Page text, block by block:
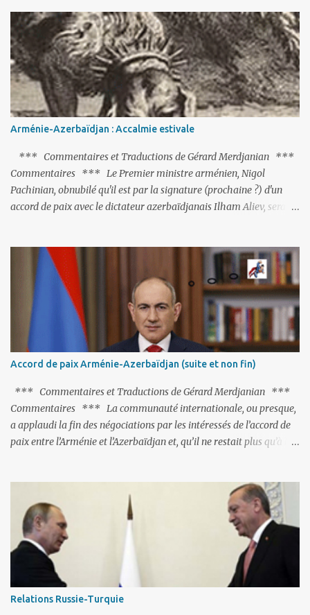
actions menées par le président Erdoğan, et pour certains sur la
réalisation du putsch lui-même.
Arménie-Azerbaïdjan : Accalmie estivale
*** Commentaires et Traductions de Gérard Merdjanian ***
Commentaires *** Le Premier ministre arménien, Nigol
Pachinian, obnubilé qu'il est par la signature (prochaine ?) d'un
accord de paix avec le dictateur azerbaïdjanais Ilham Aliev, serait
C'est hélas fort peu probable ; l'Histoire ou la Littérature ne sont
pas ses points forts, pas plus d'ailleurs que les négociations avec le
tandem turco-azéri. Faisant fi de tout ce qui précède la chute de
l'URSS, il est exclusivement intéressé par ce qu'il nomme «
l'Arménie réelle ». Même les trois présidents qu'ils l'ont précédés ne
trouvent pas grâce à ses yeux, les traitant de tous les noms, avant
de les traîner en justice. Et comme les politiciens ne lui suffisent
pas, il s'attaque aux dignitaires de l'Église arménienne, les...
Accord de paix Arménie-Azerbaïdjan (suite et non fin)
*** Commentaires et Traductions de Gérard Merdjanian ***
Commentaires *** La communauté internationale, ou presque,
a applaudi la fin des négociations par les intéressés de l’accord de
paix entre l’Arménie et l’Azerbaïdjan et, qu’il ne restait plus qu’à le
Les deux points non résolus portaient sur la renonciation aux
revendications internationales mutuelles et sur l'abstention de
déployer des représentants d'autres pays le long de la frontière
entre l'Arménie et l'Azerbaïdjan. C’est chose faite, l’Arménie a
accepté. Comme on pouvait s’y attendre, Bakou a posé de
nouvelles conditions préalables : 1- L’Arménie doit demander la
dissolution du Groupe de Minsk de l’OSCE ; 2- et surtout, elle doit
changer sa Constitution en supprimant toute allusion au
Relations Russie-Turquie